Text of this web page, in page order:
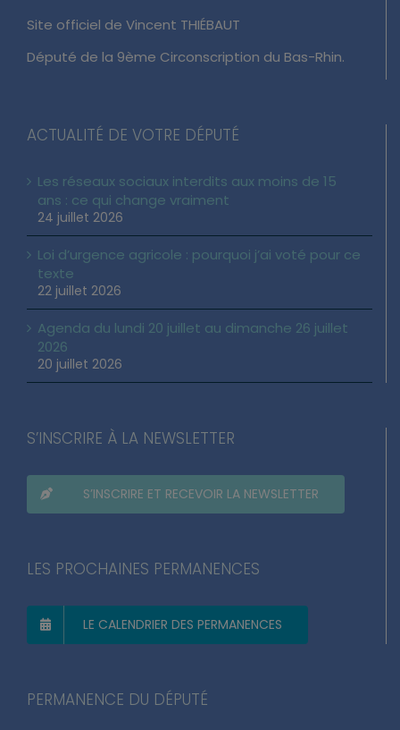
Site officiel de Vincent THIÉBAUT
Député de la 9ème Circonscription du Bas-Rhin.
ACTUALITÉ DE VOTRE DÉPUTÉ
Les réseaux sociaux interdits aux moins de 15
ans : ce qui change vraiment
24 juillet 2026
Loi d’urgence agricole : pourquoi j’ai voté pour ce
texte
22 juillet 2026
Agenda du lundi 20 juillet au dimanche 26 juillet
2026
20 juillet 2026
S’INSCRIRE À LA NEWSLETTER
S’INSCRIRE ET RECEVOIR LA NEWSLETTER
LES PROCHAINES PERMANENCES
LE CALENDRIER DES PERMANENCES
PERMANENCE DU DÉPUTÉ